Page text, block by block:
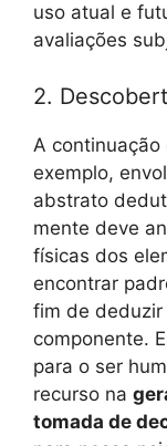
uso atual e
avaliações
2.
A
exemplo,
abstrato
mente deve
físicas dos
encontrar
fim de deduzir
componente.
para o ser
recurso na
tomada de